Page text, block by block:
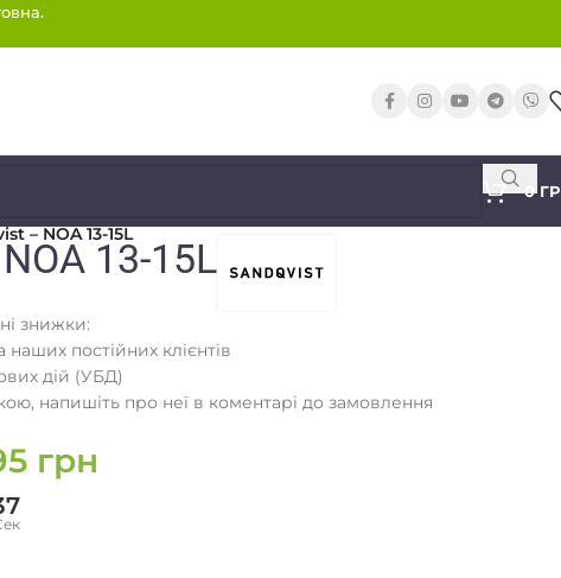
0
– NOA 13-15L
13-15L
знижки:
наших постійних клієнтів
дій (УБД)
напишіть про неї в коментарі до замовлення
грн